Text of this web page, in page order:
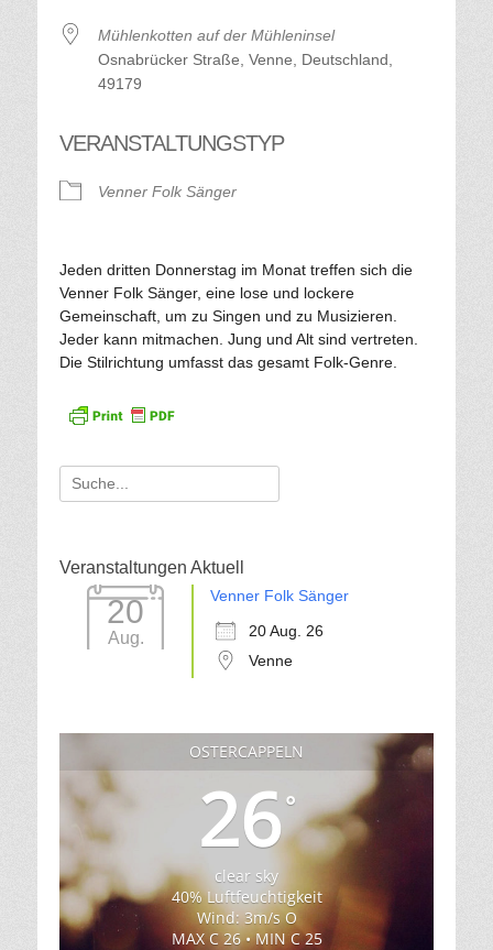
Mühlenkotten auf der Mühleninsel
Osnabrücker Straße, Venne, Deutschland,
49179
VERANSTALTUNGSTYP
Venner Folk Sänger
Jeden dritten Donnerstag im Monat treffen sich die
Venner Folk Sänger, eine lose und lockere
Gemeinschaft, um zu Singen und zu Musizieren.
Jeder kann mitmachen. Jung und Alt sind vertreten.
Die Stilrichtung umfasst das gesamt Folk-Genre.
Suche
für:
Veranstaltungen Aktuell
20
Aug.
Venner Folk Sänger
20 Aug. 26
Venne
OSTERCAPPELN
26°
clear sky
40% Luftfeuchtigkeit
Wind: 3m/s O
MAX C 26 • MIN C 25